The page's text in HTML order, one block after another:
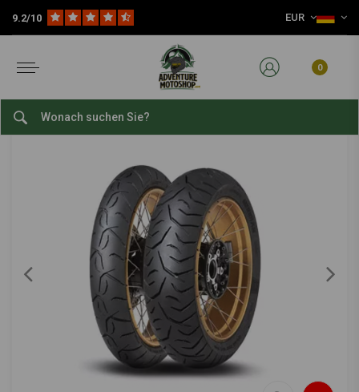
9.2/10 EUR
0
Verschleißteile 18 Zoll Sport-/Straßenreifen
bekijk alles van Dunlop
150/70 | ZR18 Trailmax Meridian